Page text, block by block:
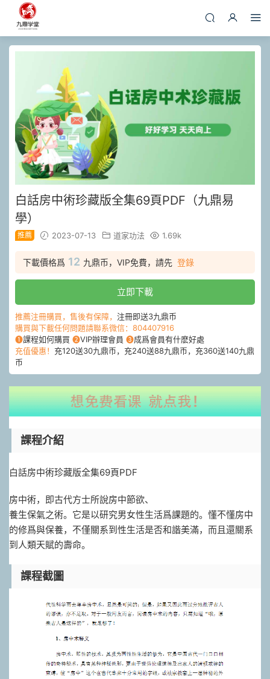
白話房中術珍藏版全集69頁PDF（九鼎易
學）
推薦 2023-07-13 道家功法 1.69k
下載價格爲 12 九鼎币，VIP免費，請先 登錄
立即下載
推薦注冊購買，售後有保障， 注冊即送3九鼎币
購買與下載任何問題請聯系微信：804407916
❶課程如何購買 ❷VIP辦理會員 ❸成爲會員有什麽好處
充值優惠！ 充120送30九鼎币，充240送88九鼎币，充360送140九鼎
币
課程介紹
白話房中術珍藏版全集69頁PDF
房中術，即古代方士所說房中節欲、
養生保氣之術。它是以研究男女性生活爲課題的。懂不懂房中
的修爲與保養，不僅關系到性生活是否和諧美滿，而且還關系
到人類天賦的壽命。
課程截圖